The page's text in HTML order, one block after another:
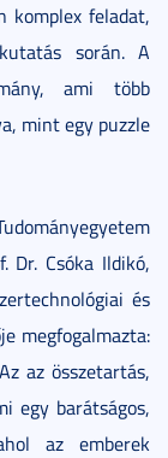
komplex feladat,
során. A
ami több
mint egy puzzle
Dr. Csóka Ildikó,
és
megfogalmazta:
az összetartás,
egy barátságos,
az emberek